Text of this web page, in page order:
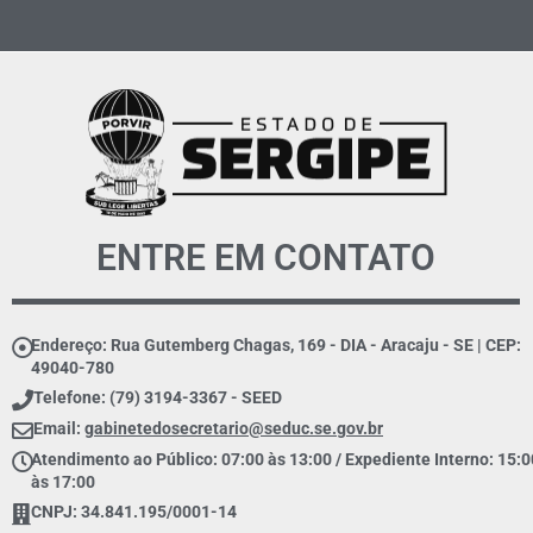
ENTRE EM CONTATO
Endereço: Rua Gutemberg Chagas, 169 - DIA - Aracaju - SE | CEP:
49040-780
Telefone: (79) 3194-3367 - SEED
Email: gabinetedosecretario@seduc.se.gov.br
Atendimento ao Público: 07:00 às 13:00 / Expediente Interno:
às 17:00
CNPJ: 34.841.195/0001-14